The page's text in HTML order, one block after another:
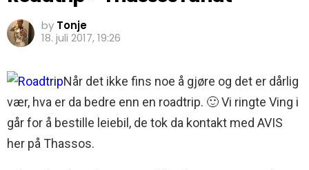
by Tonje
18. juli 2017, 19:26
Når det ikke fins noe å gjøre og det er dårlig
vær, hva er da bedre enn en roadtrip. 🙂 Vi ringte Ving i
går for å bestille leiebil, de tok da kontakt med AVIS
her på Thassos.